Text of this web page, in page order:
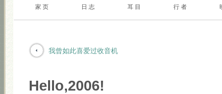
家 页 日 志 耳 目 行 者
我曾如此喜爱过收音机
Hello,2006!